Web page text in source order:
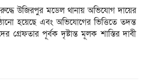
উজিরপুর মডেল থানায় অভিযোগ দায়ের
হয়েছে এবং অভিযোগের ভিত্তিতে তদন্ত
গ্রেফতার পূর্বক দৃষ্টান্ত মূলক শাস্তির দাবী